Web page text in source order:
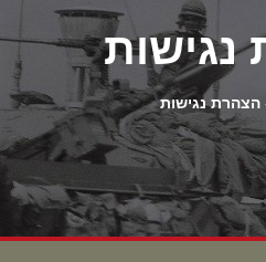
נגישות
הצהרת נגישות